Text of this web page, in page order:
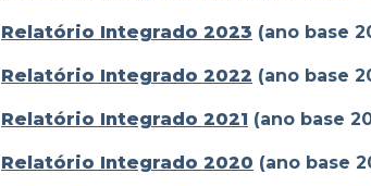
Relatório Integrado 2023 (ano base
Relatório Integrado 2022 (ano base
Relatório Integrado 2021 (ano base
Relatório Integrado 2020 (ano base